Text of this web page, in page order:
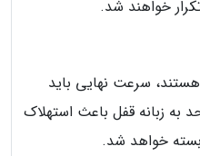
خواهند شد.
هستند، سرعت نهایی باید
به زبانه قفل باعث استهلاک
خواهد شد.